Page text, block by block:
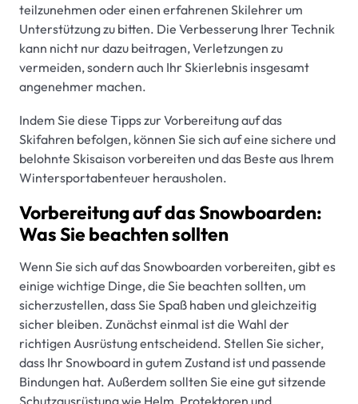
teilzunehmen oder einen erfahrenen Skilehrer um
Unterstützung zu bitten. Die Verbesserung Ihrer Technik
kann nicht nur dazu beitragen, Verletzungen zu
vermeiden, sondern auch Ihr Skierlebnis insgesamt
angenehmer machen.
Indem Sie diese Tipps zur Vorbereitung auf das
Skifahren befolgen, können Sie sich auf eine sichere und
belohnte Skisaison vorbereiten und das Beste aus Ihrem
Wintersportabenteuer herausholen.
Vorbereitung auf das Snowboarden:
Was Sie beachten sollten
Wenn Sie sich auf das Snowboarden vorbereiten, gibt es
einige wichtige Dinge, die Sie beachten sollten, um
sicherzustellen, dass Sie Spaß haben und gleichzeitig
sicher bleiben. Zunächst einmal ist die Wahl der
richtigen Ausrüstung entscheidend. Stellen Sie sicher,
dass Ihr Snowboard in gutem Zustand ist und passende
Bindungen hat. Außerdem sollten Sie eine gut sitzende
Schutzausrüstung wie Helm, Protektoren und